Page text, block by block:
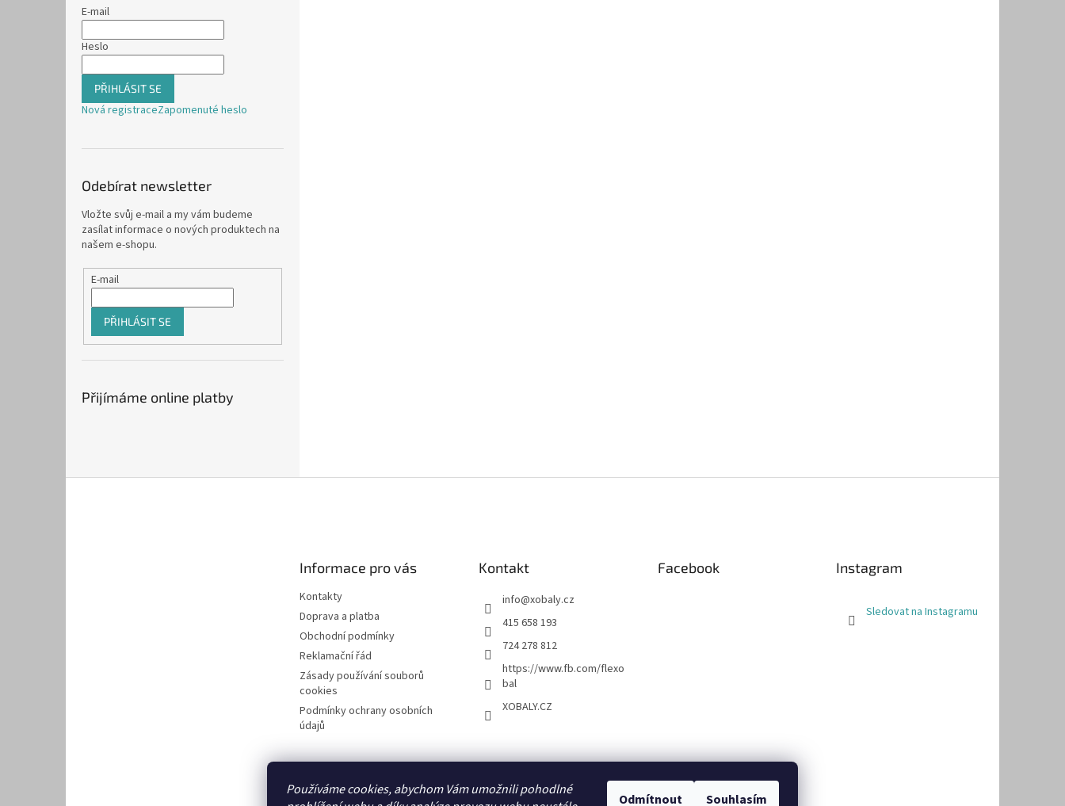
Používáme cookies, abychom Vám umožnili pohodlné
Odmítnout Souhlasím
E-mail
Heslo
PŘIHLÁSIT SE
Nová registraceZapomenuté heslo
Odebírat newsletter
Vložte svůj e-mail a my vám budeme
zasílat informace o nových produktech na
našem e-shopu.
E-mail
PŘIHLÁSIT SE
Přijímáme online platby
Informace pro vás
Kontakty
Doprava a platba
Obchodní podmínky
Reklamační řád
Zásady používání souborů
cookies
Podmínky ochrany osobních
údajů
Kontakt
info@xobaly.cz
415 658 193
724 278 812
https://www.fb.com/flexo
bal
XOBALY.CZ
Facebook Instagram
Sledovat na Instagramu
FLEXOBAL KATRIN